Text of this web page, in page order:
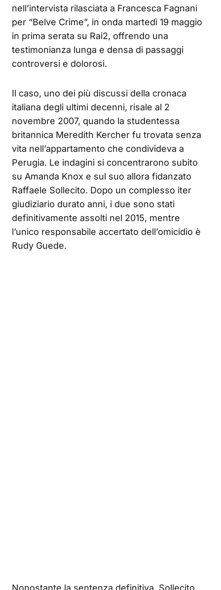
nell’intervista rilasciata a Francesca Fagnani
per “Belve Crime”, in onda martedì 19 maggio
in prima serata su Rai2, offrendo una
testimonianza lunga e densa di passaggi
controversi e dolorosi.
Il caso, uno dei più discussi della cronaca
italiana degli ultimi decenni, risale al 2
novembre 2007, quando la studentessa
britannica Meredith Kercher fu trovata senza
vita nell’appartamento che condivideva a
Perugia. Le indagini si concentrarono subito
su Amanda Knox e sul suo allora fidanzato
Raffaele Sollecito. Dopo un complesso iter
giudiziario durato anni, i due sono stati
definitivamente assolti nel 2015, mentre
l’unico responsabile accertato dell’omicidio è
Rudy Guede.
Nonostante la sentenza definitiva, Sollecito